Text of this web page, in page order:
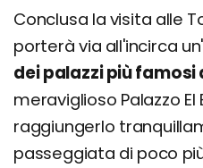
Conclusa la visita alle
porterà via all'incirca
dei palazzi più
meraviglioso Palazzo El
raggiungerlo
passeggiata di poco